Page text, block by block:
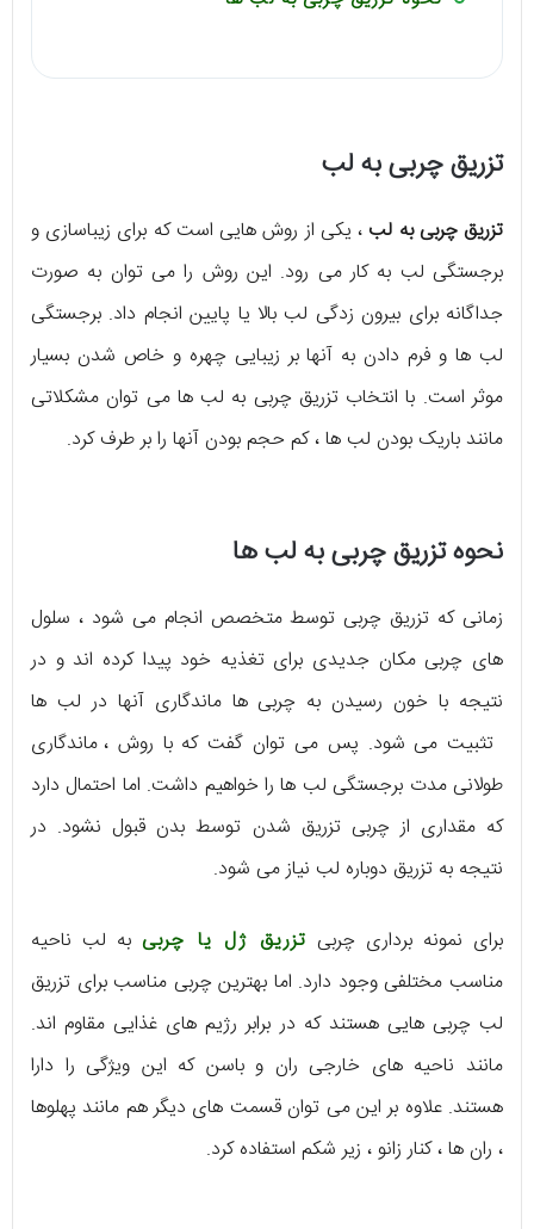
تزریق چربی به لب
تزریق چربی به لب ، یکی از روش هایی است که برای زیباسازی و
برجستگی لب به کار می رود. این روش را می توان به صورت
جداگانه برای بیرون زدگی لب بالا یا پایین انجام داد. برجستگی
لب ها و فرم دادن به آنها بر زیبایی چهره و خاص شدن بسیار
موثر است. با انتخاب تزریق چربی به لب ها می توان مشکلاتی
مانند باریک بودن لب ها ، کم حجم بودن آنها را بر طرف کرد.
نحوه تزریق چربی به لب ها
زمانی که تزریق چربی توسط متخصص انجام می شود ، سلول
های چربی مکان جدیدی برای تغذیه خود پیدا کرده اند و در
نتیجه با خون رسیدن به چربی ها ماندگاری آنها در لب ها
تثبیت می شود. پس می توان گفت که با روش ، ماندگاری
طولانی مدت برجستگی لب ها را خواهیم داشت. اما احتمال دارد
که مقداری از چربی تزریق شدن توسط بدن قبول نشود. در
نتیجه به تزریق دوباره لب نیاز می شود.
برای نمونه برداری چربی تزریق ژل یا چربیبه لب ناحیه
مناسب مختلفی وجود دارد. اما بهترین چربی مناسب برای تزریق
لب چربی هایی هستند که در برابر رژیم های غذایی مقاوم اند.
مانند ناحیه های خارجی ران و باسن که این ویژگی را دارا
هستند. علاوه بر این می توان قسمت های دیگر هم مانند پهلوها
، ران ها ، کنار زانو ، زیر شکم استفاده کرد.